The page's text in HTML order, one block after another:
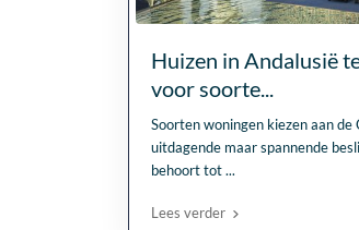
Huizen in Andalusië
voor soorte...
Soorten woningen kiezen aan de
uitdagende maar spannende
behoort tot...
Lees verder